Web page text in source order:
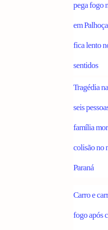
pega fogo
em
fica lento
sentidos
Tragédia
seis
família
colisão no
Paraná
Carro e
fogo após